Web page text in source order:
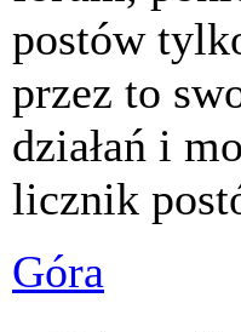
postów
przez to
działań i
licznik
Góra